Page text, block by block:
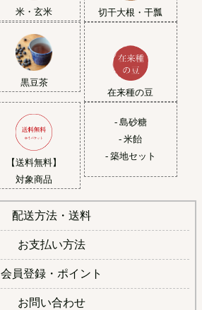
米・玄米 切干大根・干瓢
黒豆茶
在来種の豆
【送料無料】
対象商品
- 島砂糖
- 米飴
- 築地セット
配送方法・送料
お支払い方法
会員登録・ポイント
お問い合わせ